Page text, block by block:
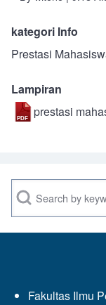
kategori Info
Prestasi
Lampiran
prestasi
Search
Fakultas Ilmu